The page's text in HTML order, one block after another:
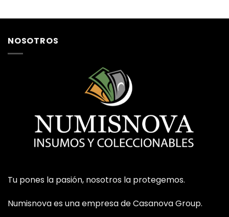
NOSOTROS
Tu pones la pasión, nosotros la protegemos.
Numisnova es una empresa de Casanova Group.